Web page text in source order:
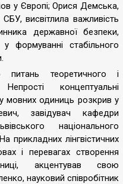
у Європі; Орися Демська,
висвітлила важливість
державної безпеки,
формуванні стабільного
теоретичного і
концептуальні
мовних одиниць розкрив у
завідувач кафедри
національного
прикладних лінгвістичних
і перевагах створення
акцентував свою
науковий співробітник